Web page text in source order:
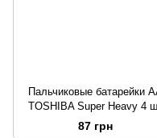
Пальчиковые батарейки
TOSHIBA Super Heavy 4
87 грн